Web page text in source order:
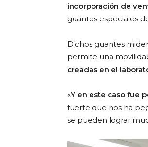
incorporación de
guantes especiales
Dichos guantes
permite una
creadas en el
«Y en este caso fue
fuerte que nos ha
se pueden lograr